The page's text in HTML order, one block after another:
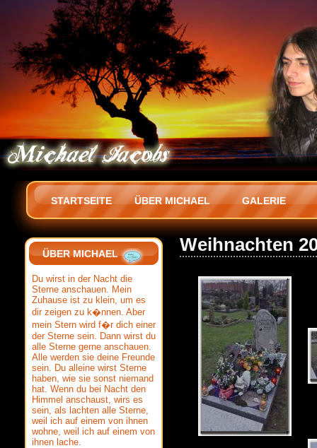
STARTSEITE ÜBER MICHAEL GALERIE
Weihnachten
ÜBER MICHAEL
Du wirst in der Nacht die
Sterne anschauen. Mein
Zuhause ist zu klein, um es
dir zeigen zu k�nnen. Aber
mein Stern wird f�r dich einer
der Sterne sein. Dann wirst du
alle Sterne gerne anschauen.
Alle werden sie deine Freunde
sein. Du alleine wirst Sterne
haben, wie sie sonst niemand
hat. Wenn du bei Nacht den
Himmel anschaust, wirs es
sein, als lachten alle Sterne,
weil ich auf einem von ihnen
wohne, weil ich auf einem von
ihnen lache.